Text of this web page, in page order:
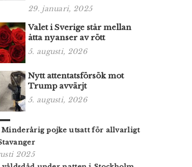
29. januari, 2025
Valet i Sverige står mellan
åtta nyanser av rött
5. augusti, 2026
Nytt attentatsförsök mot
Trump avvärjt
5. augusti, 2026
Minderårig pojke utsatt för allvarligt
2025